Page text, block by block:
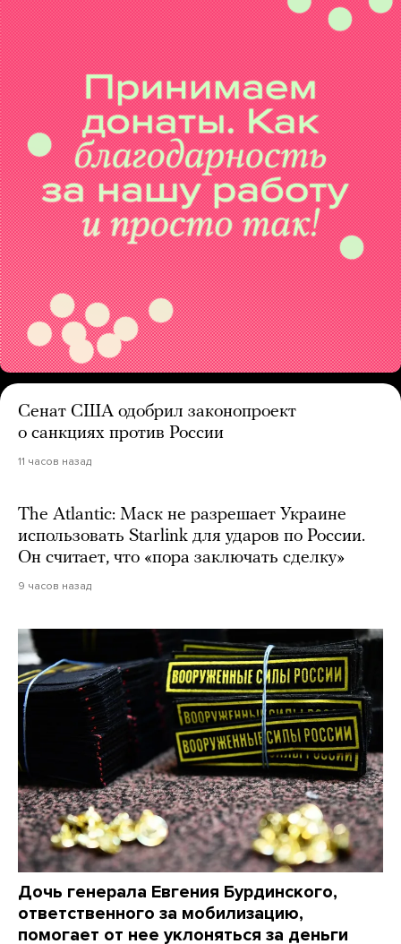
Сенат США одобрил законопроект
о санкциях против России
11 часов назад
The Atlantic: Маск не разрешает Украине
использовать Starlink для ударов по России.
Он считает, что «пора заключать сделку»
9 часов назад
Дочь генерала Евгения Бурдинского,
ответственного за мобилизацию,
помогает от нее уклоняться за деньги